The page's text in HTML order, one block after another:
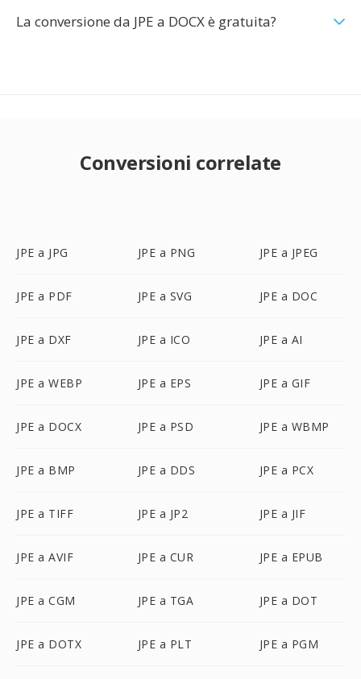
La conversione da JPE a DOCX è gratuita?
Conversioni correlate
JPE a JPG JPE a PNG JPE a JPEG
JPE a PDF JPE a SVG JPE a DOC
JPE a DXF JPE a ICO JPE a AI
JPE a WEBP JPE a EPS JPE a GIF
JPE a DOCX JPE a PSD JPE a WBMP
JPE a BMP JPE a DDS JPE a PCX
JPE a TIFF JPE a JP2 JPE a JIF
JPE a AVIF JPE a CUR JPE a EPUB
JPE a CGM JPE a TGA JPE a DOT
JPE a DOTX JPE a PLT JPE a PGM